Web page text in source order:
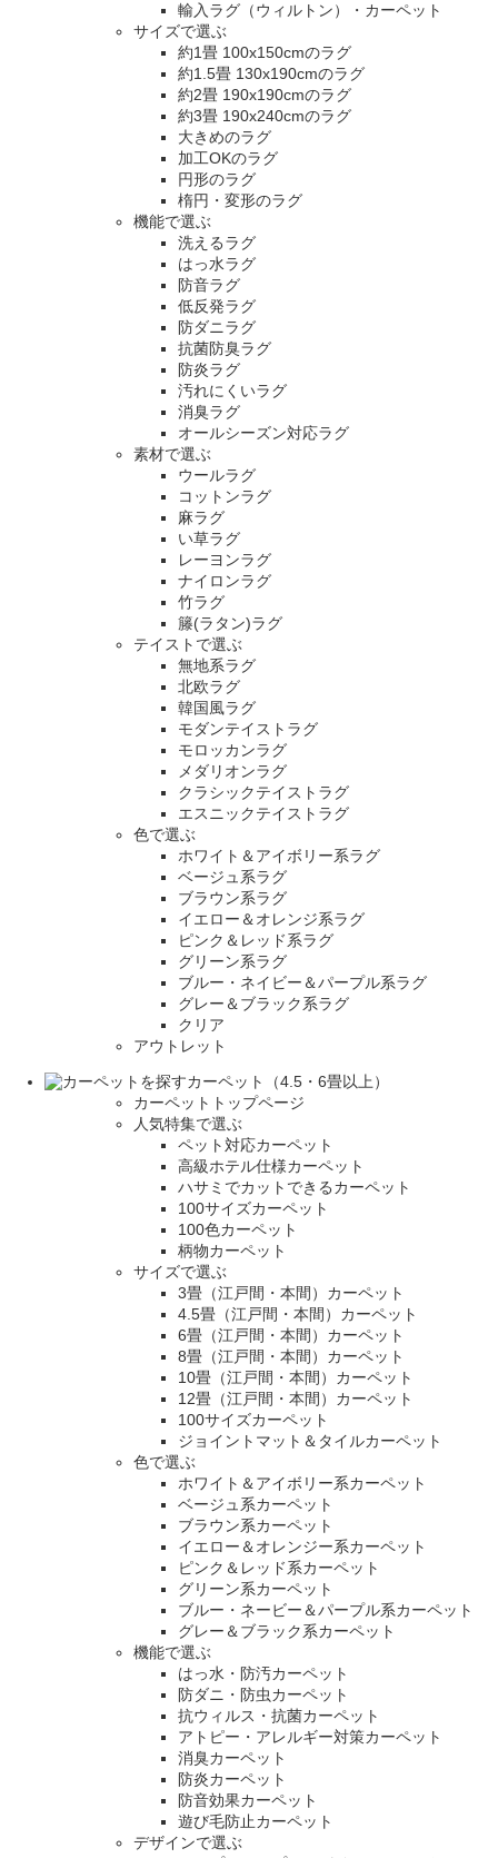
輸入ラグ（ウィルトン）・カーペット
サイズで選ぶ
約1畳 100x150cmのラグ
約1.5畳 130x190cmのラグ
約2畳 190x190cmのラグ
約3畳 190x240cmのラグ
大きめのラグ
加工OKのラグ
円形のラグ
楕円・変形のラグ
機能で選ぶ
洗えるラグ
はっ水ラグ
防音ラグ
低反発ラグ
防ダニラグ
抗菌防臭ラグ
防炎ラグ
汚れにくいラグ
消臭ラグ
オールシーズン対応ラグ
素材で選ぶ
ウールラグ
コットンラグ
麻ラグ
い草ラグ
レーヨンラグ
ナイロンラグ
竹ラグ
籐(ラタン)ラグ
テイストで選ぶ
無地系ラグ
北欧ラグ
韓国風ラグ
モダンテイストラグ
モロッカンラグ
メダリオンラグ
クラシックテイストラグ
エスニックテイストラグ
色で選ぶ
ホワイト＆アイボリー系ラグ
ベージュ系ラグ
ブラウン系ラグ
イエロー＆オレンジ系ラグ
ピンク＆レッド系ラグ
グリーン系ラグ
ブルー・ネイビー＆パープル系ラグ
グレー＆ブラック系ラグ
クリア
アウトレット
カーペット（4.5・6畳以上）
カーペットトップページ
人気特集で選ぶ
ペット対応カーペット
高級ホテル仕様カーペット
ハサミでカットできるカーペット
100サイズカーペット
100色カーペット
柄物カーペット
サイズで選ぶ
3畳（江戸間・本間）カーペット
4.5畳（江戸間・本間）カーペット
6畳（江戸間・本間）カーペット
8畳（江戸間・本間）カーペット
10畳（江戸間・本間）カーペット
12畳（江戸間・本間）カーペット
100サイズカーペット
ジョイントマット＆タイルカーペット
色で選ぶ
ホワイト＆アイボリー系カーペット
ベージュ系カーペット
ブラウン系カーペット
イエロー＆オレンジー系カーペット
ピンク＆レッド系カーペット
グリーン系カーペット
ブルー・ネービー＆パープル系カーペット
グレー＆ブラック系カーペット
機能で選ぶ
はっ水・防汚カーペット
防ダニ・防虫カーペット
抗ウィルス・抗菌カーペット
アトピー・アレルギー対策カーペット
消臭カーペット
防炎カーペット
防音効果カーペット
遊び毛防止カーペット
デザインで選ぶ